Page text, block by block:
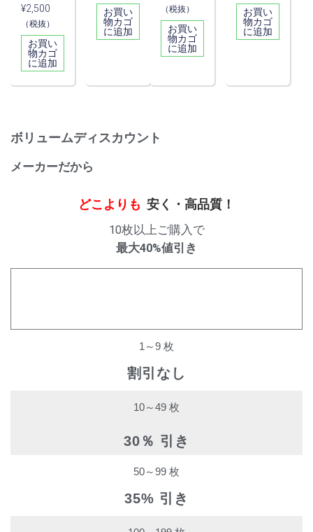
¥2,500
（税抜）
お買い
物カゴ
に追加
お買い
物カゴ
に追加
（税抜）
お買い
物カゴ
に追加
お買い
物カゴ
に追加
ボリュームディスカウント
メーカーだから
どこよりも 安く・高品質！
10枚以上ご購入で
最大40%値引き
1～9 枚
割引なし
10～49 枚
30％ 引き
50～99 枚
35% 引き